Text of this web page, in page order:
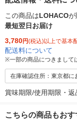
この商品はLOHACOが
最短翌日お届け
3,780円(税込)以上で基本
配送料について
※一部の商品につきまして
在庫確認住所：東京都に
賞味期限/使用期限・返
こちらの商品もおす